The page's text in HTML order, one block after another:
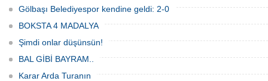
Gölbaşı Belediyespor kendine geldi: 2-0
BOKSTA 4 MADALYA
Şimdi onlar düşünsün!
BAL GİBİ BAYRAM..
Karar Arda Turanın